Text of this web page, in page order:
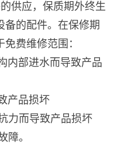
供应，保质期外终生
备的配件。在保修期
费维修范围：
内部进水而导致产品
产品损坏
力而导致产品损坏
障。